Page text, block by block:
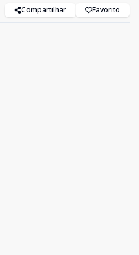
Compartilhar Favorito